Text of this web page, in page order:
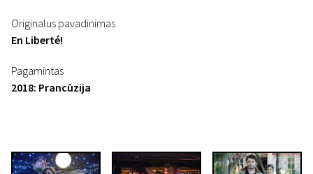
Originalus pavadinimas
En Liberté!
Pagamintas
2018: Prancūzija